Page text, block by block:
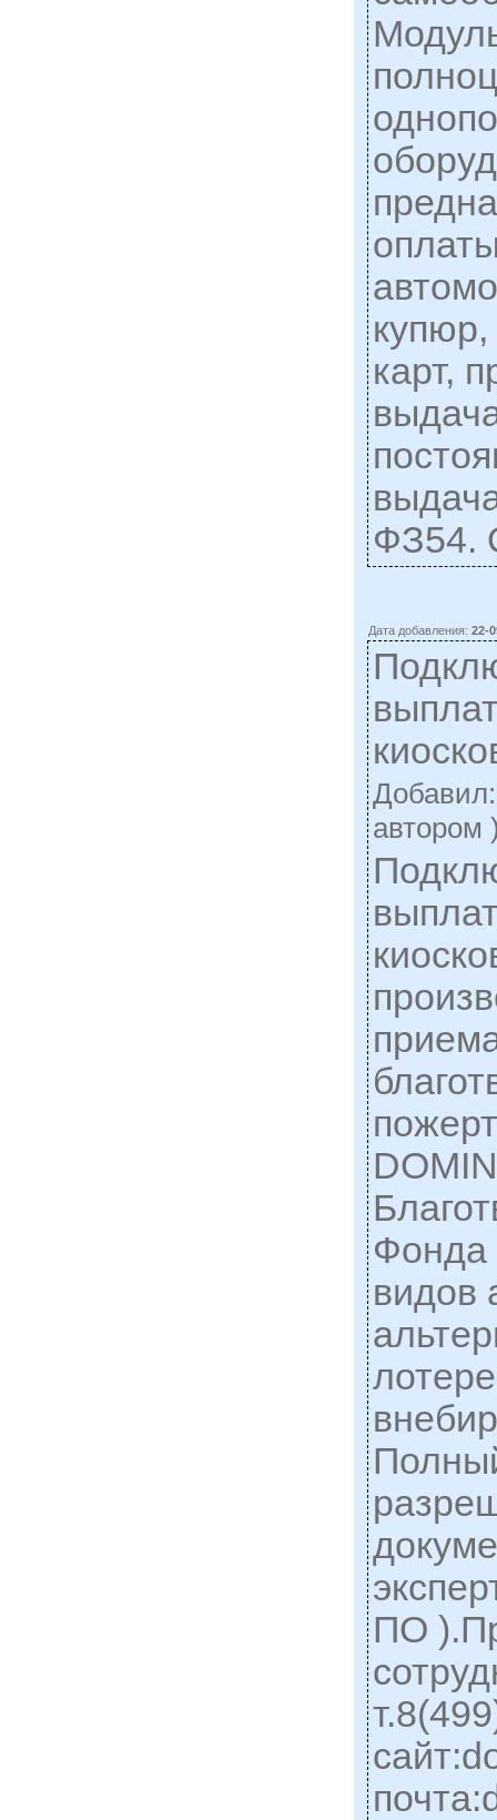
купюр,
карт,
ФЗ54.
Дата добавления:22-
автором
Фонда
видов
ПО